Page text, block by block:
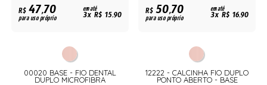
R$47,70
para uso próprio
em até
3x R$ 15,90
00020 BASE - FIO DENTAL
DUPLO MICROFIBRA
R$50,70
para uso próprio
em até
3x R$ 16,90
12222 - CALCINHA FIO DUPLO
PONTO ABERTO - BASE